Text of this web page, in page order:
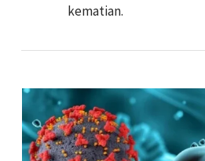
kematian.